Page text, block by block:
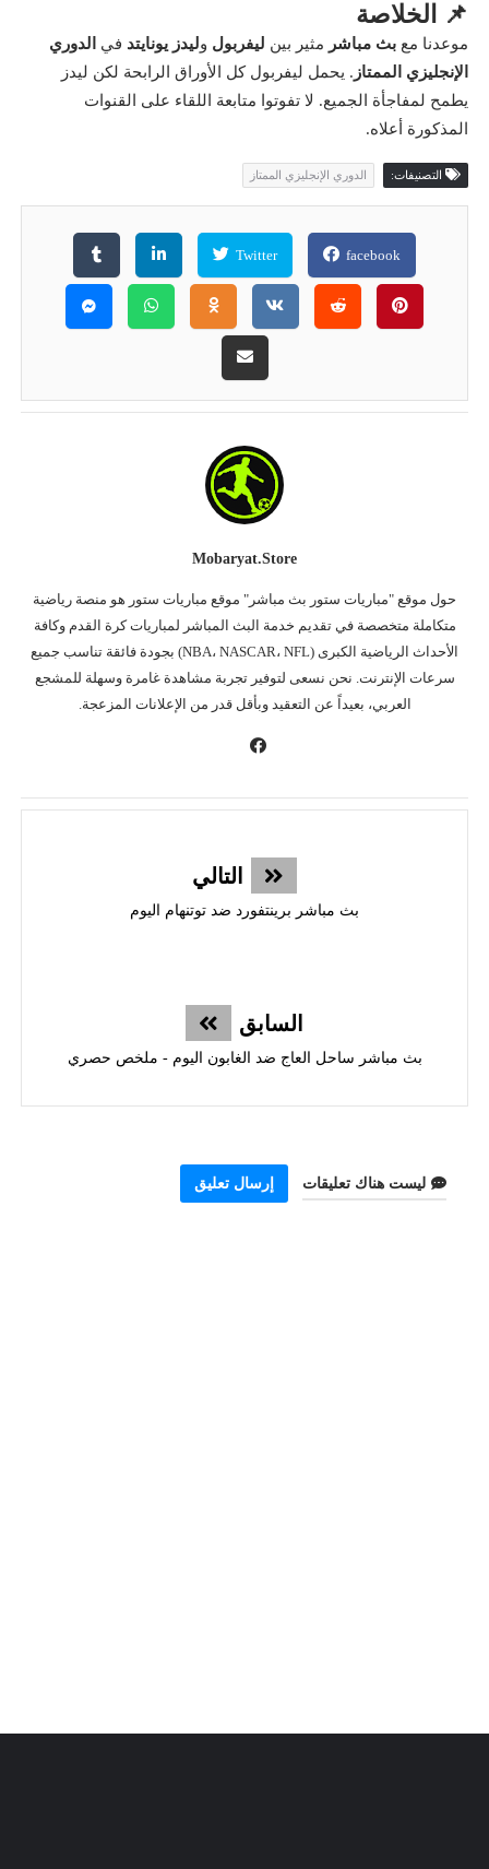
📌 الخلاصة
موعدنا مع بث مباشر مثير بين ليفربول وليدز يونايتد في
الدوري
الإنجليزي الممتاز . يحمل ليفربول كل الأوراق الرابحة لكن ليدز
يطمح لمفاجأة الجميع. لا تفوتوا متابعة اللقاء على القنوات
المذكورة أعلاه.
التصنيفات: الدوري الإنجليزي الممتاز
facebook
Twitter
Mobaryat.store
حول موقع "مباريات ستور بث مباشر" موقع مباريات ستور هو منصة رياضية
متكاملة متخصصة في تقديم خدمة البث المباشر لمباريات كرة القدم وكافة
الأحداث الرياضية الكبرى (NBA، NASCAR، NFL) بجودة فائقة تناسب جميع
سرعات الإنترنت. نحن نسعى لتوفير تجربة مشاهدة غامرة وسهلة للمشجع
العربي، بعيداً عن التعقيد وبأقل قدر من الإعلانات المزعجة.
التالي
بث مباشر برينتفورد ضد توتنهام اليوم
السابق
بث مباشر ساحل العاج ضد الغابون اليوم - ملخص حصري
ليست هناك تعليقات إرسال تعليق